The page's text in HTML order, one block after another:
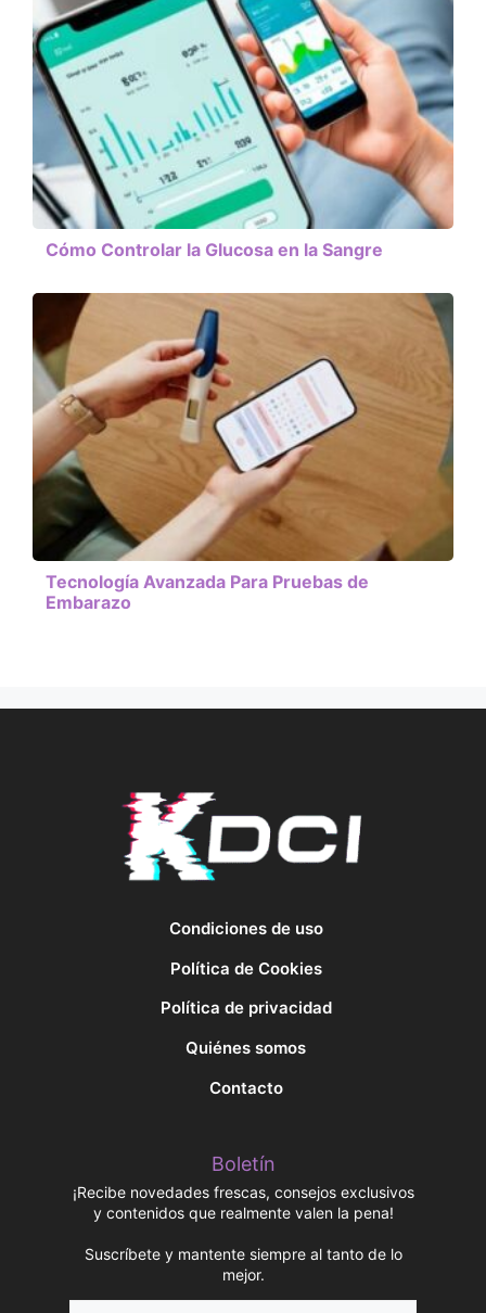
Cómo Controlar la Glucosa en la Sangre
Tecnología Avanzada Para Pruebas de
Embarazo
Condiciones de uso
Política de Cookies
Política de privacidad
Quiénes somos
Contacto
Boletín
¡Recibe novedades frescas, consejos exclusivos
y contenidos que realmente valen la pena!
Suscríbete y mantente siempre al tanto de lo
mejor.